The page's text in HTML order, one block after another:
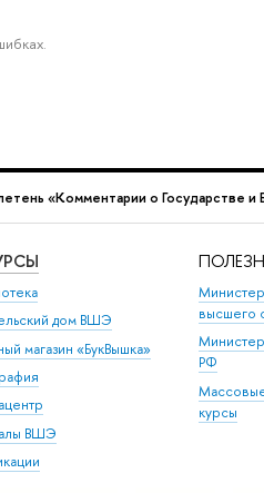
«Комментарии о Государстве и
дом ВШЭ
магазин «БукВышка»
ВШЭ
высшего
РФ
курсы